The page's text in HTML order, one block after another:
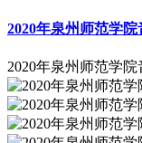
2020年泉州师范学
2020年泉州师范学